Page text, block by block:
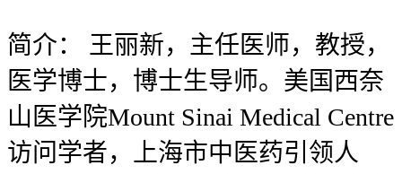
简介：
王丽新，主任医师，教授，
医学博士，博士生导师。美国西奈
山医学院Mount Sinai Medical Centre
访问学者，上海市中医药引领人